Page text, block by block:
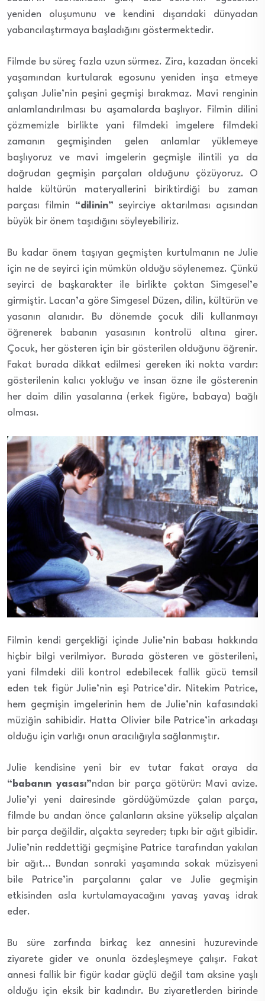
yeniden oluşumunu ve kendini dışarıdaki dünyadan
yabancılaştırmaya başladığını göstermektedir.
Filmde bu süreç fazla uzun sürmez. Zira, kazadan önceki
yaşamından kurtularak egosunu yeniden inşa etmeye
çalışan Julie’nin peşini geçmişi bırakmaz. Mavi renginin
anlamlandırılması bu aşamalarda başlıyor. Filmin dilini
çözmemizle birlikte yani filmdeki imgelere filmdeki
zamanın geçmişinden gelen anlamlar yüklemeye
başlıyoruz ve mavi imgelerin geçmişle ilintili ya da
doğrudan geçmişin parçaları olduğunu çözüyoruz. O
halde kültürün materyallerini biriktirdiği bu zaman
parçası filmin “dilinin” seyirciye aktarılması açısından
büyük bir önem taşıdığını söyleyebiliriz.
Bu kadar önem taşıyan geçmişten kurtulmanın ne Julie
için ne de seyirci için mümkün olduğu söylenemez. Çünkü
seyirci de başkarakter ile birlikte çoktan Simgesel’e
girmiştir. Lacan’a göre Simgesel Düzen, dilin, kültürün ve
yasanın alanıdır. Bu dönemde çocuk dili kullanmayı
öğrenerek babanın yasasının kontrolü altına girer.
Çocuk, her gösteren için bir gösterilen olduğunu öğrenir.
Fakat burada dikkat edilmesi gereken iki nokta vardır:
gösterilenin kalıcı yokluğu ve insan özne ile gösterenin
her daim dilin yasalarına (erkek figüre, babaya) bağlı
olması.
Filmin kendi gerçekliği içinde Julie’nin babası hakkında
hiçbir bilgi verilmiyor. Burada gösteren ve gösterileni,
yani filmdeki dili kontrol edebilecek fallik gücü temsil
eden tek figür Julie’nin eşi Patrice’dir. Nitekim Patrice,
hem geçmişin imgelerinin hem de Julie’nin kafasındaki
müziğin sahibidir. Hatta Olivier bile Patrice’in arkadaşı
olduğu için varlığı onun aracılığıyla sağlanmıştır.
Julie kendisine yeni bir ev tutar fakat oraya da
“babanın yasası”ndan bir parça götürür: Mavi avize.
Julie’yi yeni dairesinde gördüğümüzde çalan parça,
filmde bu andan önce çalanların aksine yükselip alçalan
bir parça değildir, alçakta seyreder; tıpkı bir ağıt gibidir.
Julie’nin reddettiği geçmişine Patrice tarafından yakılan
bir ağıt… Bundan sonraki yaşamında sokak müzisyeni
bile Patrice’in parçalarını çalar ve Julie geçmişin
etkisinden asla kurtulamayacağını yavaş yavaş idrak
eder.
Bu süre zarfında birkaç kez annesini huzurevinde
ziyarete gider ve onunla özdeşleşmeye çalışır. Fakat
annesi fallik bir figür kadar güçlü değil tam aksine yaşlı
olduğu için eksik bir kadındır. Bu ziyaretlerden birinde